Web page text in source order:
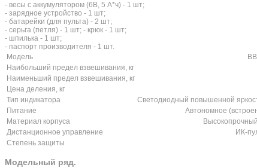
- весы с аккумулятором (6В, 5 А*ч) - 1 шт;
- зарядное устройство - 1 шт;
- батарейки (для пульта) - 2 шт;
- серьга (петля) - 1 шт; - крюк - 1 шт;
- шпилька - 1 шт;
- паспорт производителя - 1 шт.
Модель
Наибольший предел взвешивания, кг
Наименьший предел взвешивания, кг
Цена деления, кг
Тип индикатора
Светодиодный повышенной
Питание
Автономное
Материал корпуса
Дистанционное управление
ИК-
Степень защиты
Модельный ряд.